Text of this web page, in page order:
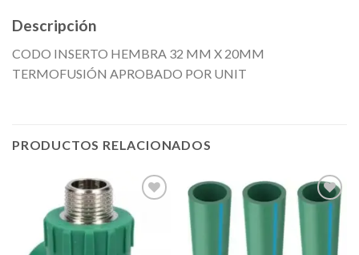
Descripción
CODO INSERTO HEMBRA 32 MM X 20MM
TERMOFUSIÓN APROBADO POR UNIT
PRODUCTOS RELACIONADOS